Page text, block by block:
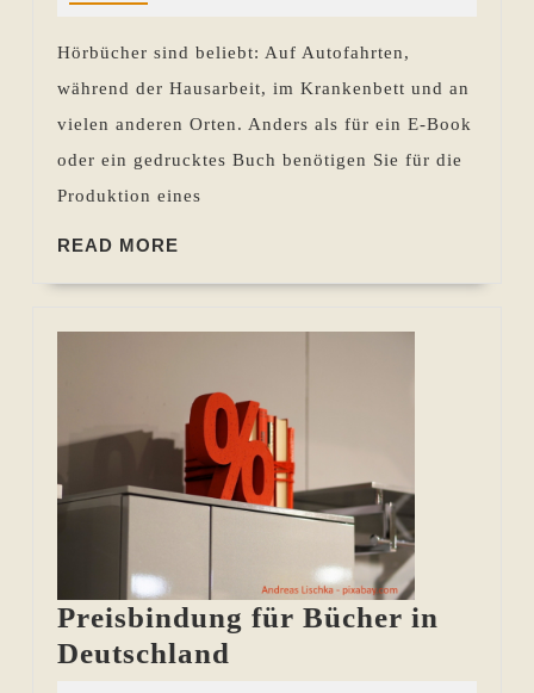
Hörbücher sind beliebt: Auf Autofahrten,
während der Hausarbeit, im Krankenbett und an
vielen anderen Orten. Anders als für ein E-Book
oder ein gedrucktes Buch benötigen Sie für die
Produktion eines
READ MORE
Preisbindung für Bücher in
Deutschland